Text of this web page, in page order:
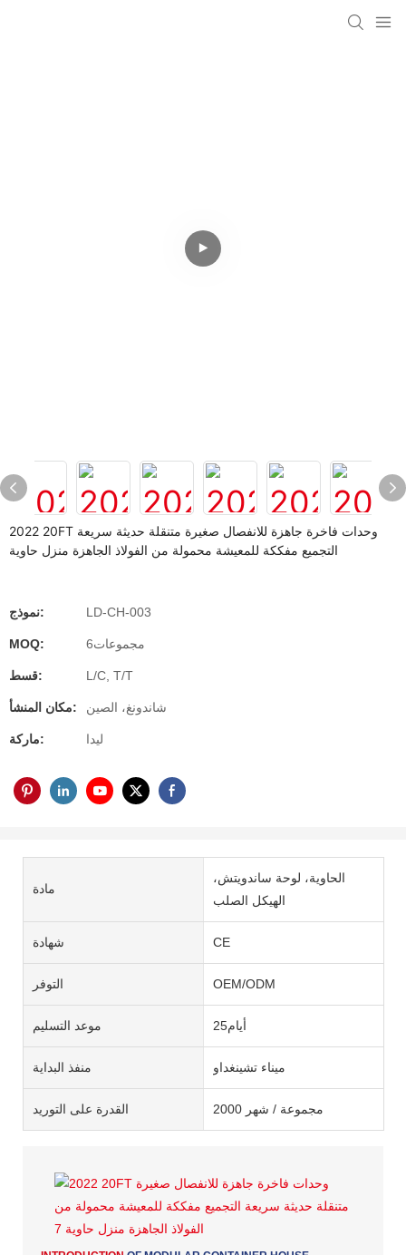
2022 20FT وحدات فاخرة جاهزة للانفصال صغيرة متنقلة حديثة سريعة
التجميع مفككة للمعيشة محمولة من الفولاذ الجاهزة منزل حاوية
نموذج: LD-CH-003
MOQ: مجموعات6
قسط: L/C, T/T
مكان المنشأ: شاندونغ، الصين
ماركة: ليدا
مادة
الحاوية، لوحة ساندويتش،
الهيكل الصلب
شهادة CE
التوفر OEM/ODM
موعد التسليم أيام25
منفذ البداية ميناء تشينغداو
القدرة على التوريد 2000 مجموعة / شهر